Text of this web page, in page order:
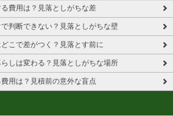
費用は？見落としがちな差
判断できない？見落としがちな壁
こで差がつく？見落とす前に
しは変わる？見落としがちな場所
用は？見積前の意外な盲点